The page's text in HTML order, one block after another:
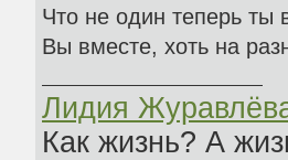
Что не один теперь ты
Вы вместе, хоть на
Лидия
Как жизнь? А